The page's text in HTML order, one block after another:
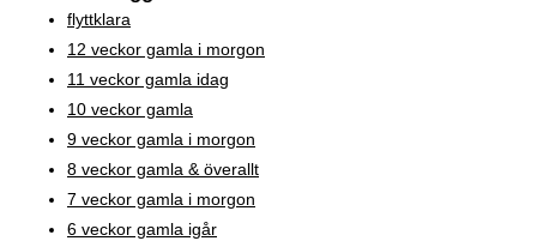
flyttklara
12 veckor gamla i morgon
11 veckor gamla idag
10 veckor gamla
9 veckor gamla i morgon
8 veckor gamla & överallt
7 veckor gamla i morgon
6 veckor gamla igår